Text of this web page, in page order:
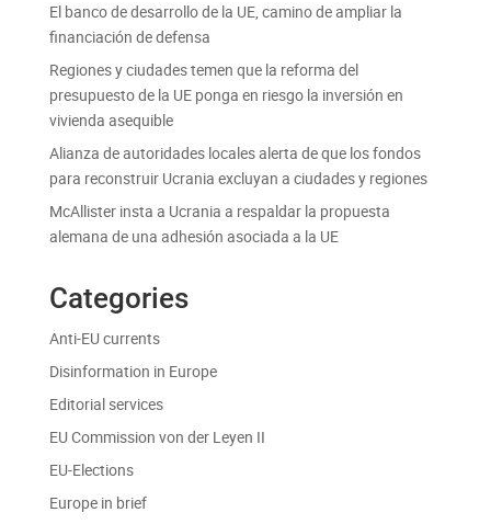
El banco de desarrollo de la UE, camino de ampliar la
financiación de defensa
Regiones y ciudades temen que la reforma del
presupuesto de la UE ponga en riesgo la inversión en
vivienda asequible
Alianza de autoridades locales alerta de que los fondos
para reconstruir Ucrania excluyan a ciudades y regiones
McAllister insta a Ucrania a respaldar la propuesta
alemana de una adhesión asociada a la UE
Categories
Anti-EU currents
Disinformation in Europe
Editorial services
EU Commission von der Leyen II
EU-Elections
Europe in brief